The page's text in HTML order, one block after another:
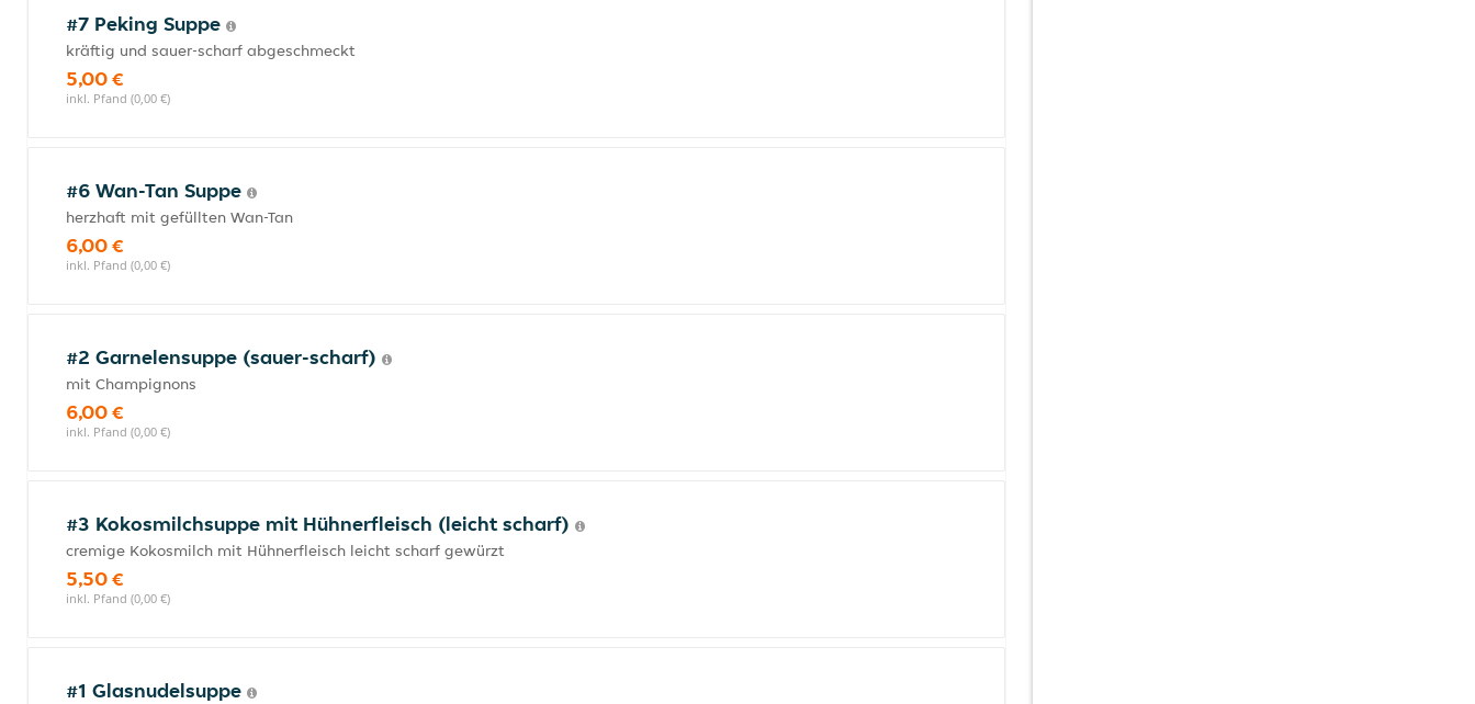
#7 Peking Suppe
kräftig und sauer-scharf abgeschmeckt
5,00 €
inkl. Pfand (0,00 €)
#6 Wan-Tan Suppe
herzhaft mit gefüllten Wan-Tan
6,00 €
inkl. Pfand (0,00 €)
#2 Garnelensuppe (sauer-scharf)
mit Champignons
6,00 €
inkl. Pfand (0,00 €)
#3 Kokosmilchsuppe mit Hühnerfleisch (leicht scharf)
cremige Kokosmilch mit Hühnerfleisch leicht scharf gewürzt
5,50 €
inkl. Pfand (0,00 €)
#1 Glasnudelsuppe